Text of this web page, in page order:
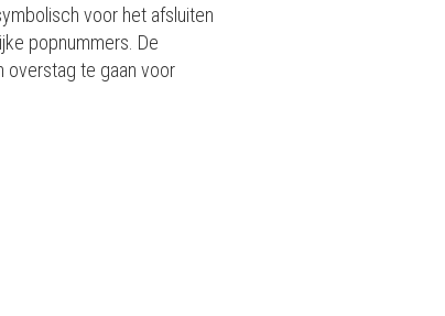
voor het afsluiten
popnummers. De
overstag te gaan voor